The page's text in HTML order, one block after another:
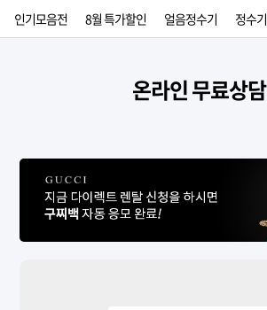
인기모음전 8월 특가할인 얼음정수기 정수기
온라인 무료상담